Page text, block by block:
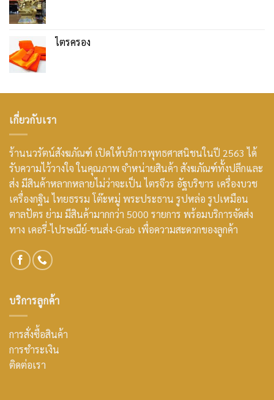
ไตรครอง
เกี่ยวกับเรา
ร้านนวรัตน์สังฆภัณฑ์ เปิดให้บริการพุทธศาสนิชนในปี 2563 ได้
รับความไว้วางใจ ในคุณภาพ จำหน่ายสินค้า สังฆภัณฑ์ทั้งปลีกและ
ส่ง มีสินค้าหลากหลายไม่ว่าจะเป็น ไตรจีวร อัฐบริขาร เครื่องบวช
เครื่องกฐิน ไทยธรรม โต๊ะหมู่ พระประธาน รูปหล่อ รูปเหมือน
ตาลปัตร ย่าม มีสินค้ามากกว่า 5000 รายการ พร้อมบริการจัดส่ง
ทาง เคอรี่-ไปรษณีย์-ขนส่ง-Grab เพื่อความสะดวกของลูกค้า
บริการลูกค้า
การสั่งซื้อสินค้า
การชำระเงิน
ติดต่อเรา